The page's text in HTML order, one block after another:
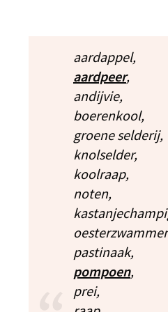
aardappel,
aardpeer,
andijvie,
boerenkool,
groene selderij,
knolselder,
koolraap,
noten,
pastinaak,
pompoen,
prei,